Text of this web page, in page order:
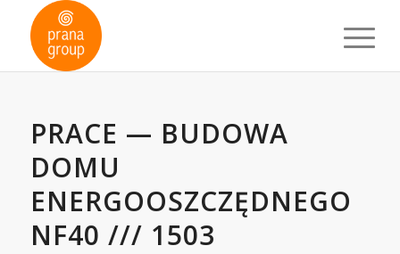
PRACE — BUDOWA
DOMU
ENERGOOSZCZĘDNEGO
NF40 /// 1503